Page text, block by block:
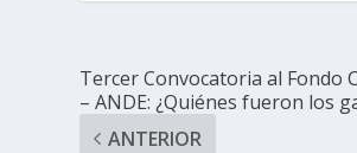
Tercer Convocatoria al Fondo
– ANDE: ¿Quiénes fueron los
ANTERIOR